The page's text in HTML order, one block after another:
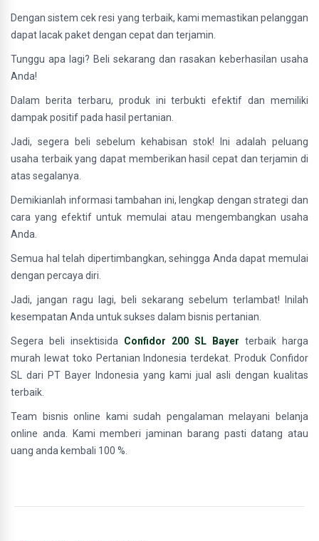
Dengan sistem cek resi yang terbaik, kami memastikan pelanggan
dapat lacak paket dengan cepat dan terjamin.
Tunggu apa lagi? Beli sekarang dan rasakan keberhasilan usaha
Anda!
Dalam berita terbaru, produk ini terbukti efektif dan memiliki
dampak positif pada hasil pertanian.
Jadi, segera beli sebelum kehabisan stok! Ini adalah peluang
usaha terbaik yang dapat memberikan hasil cepat dan terjamin di
atas segalanya.
Demikianlah informasi tambahan ini, lengkap dengan strategi dan
cara yang efektif untuk memulai atau mengembangkan usaha
Anda.
Semua hal telah dipertimbangkan, sehingga Anda dapat memulai
dengan percaya diri.
Jadi, jangan ragu lagi, beli sekarang sebelum terlambat! Inilah
kesempatan Anda untuk sukses dalam bisnis pertanian.
Segera beli insektisida Confidor 200 SL Bayer terbaik harga
murah lewat toko Pertanian Indonesia terdekat. Produk Confidor
SL dari PT Bayer Indonesia yang kami jual asli dengan kualitas
terbaik.
Team bisnis online kami sudah pengalaman melayani belanja
online anda. Kami memberi jaminan barang pasti datang atau
uang anda kembali 100 %.